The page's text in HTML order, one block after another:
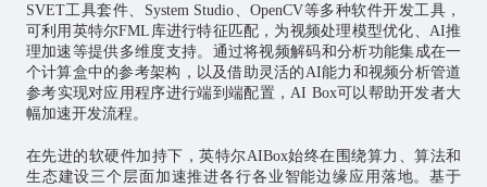
SVET工具套件、System Studio、OpenCV等多种软件开发工具，
可利用英特尔FML库进行特征匹配，为视频处理模型优化、AI推
理加速等提供多维度支持。通过将视频解码和分析功能集成在一
个计算盒中的参考架构，以及借助灵活的AI能力和视频分析管道
参考实现对应用程序进行端到端配置，AI Box可以帮助开发者大
幅加速开发流程。
在先进的软硬件加持下，英特尔AIBox始终在围绕算力、算法和
生态建设三个层面加速推进各行各业智能边缘应用落地。基于